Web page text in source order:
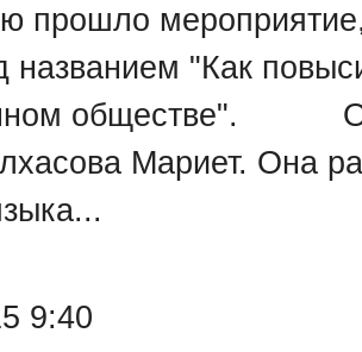
прошло
названием "Как
обществе".
Мариет. Она
9:40